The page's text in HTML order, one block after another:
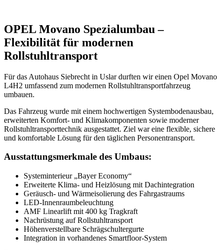
OPEL Movano Spezialumbau –
Flexibilität für modernen
Rollstuhltransport
Für das Autohaus Siebrecht in Uslar durften wir einen Opel Movano
L4H2 umfassend zum modernen Rollstuhltransportfahrzeug
umbauen.
Das Fahrzeug wurde mit einem hochwertigen Systembodenausbau,
erweiterten Komfort- und Klimakomponenten sowie moderner
Rollstuhltransporttechnik ausgestattet. Ziel war eine flexible, sichere
und komfortable Lösung für den täglichen Personentransport.
Ausstattungsmerkmale des Umbaus:
Systeminterieur „Bayer Economy“
Erweiterte Klima- und Heizlösung mit Dachintegration
Geräusch- und Wärmeisolierung des Fahrgastraums
LED-Innenraumbeleuchtung
AMF Linearlift mit 400 kg Tragkraft
Nachrüstung auf Rollstuhltransport
Höhenverstellbare Schrägschultergurte
Integration in vorhandenes Smartfloor-System